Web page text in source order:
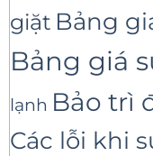
giặt Bảng
Bảng giá
lạnh Bảo trì
Các lỗi khi